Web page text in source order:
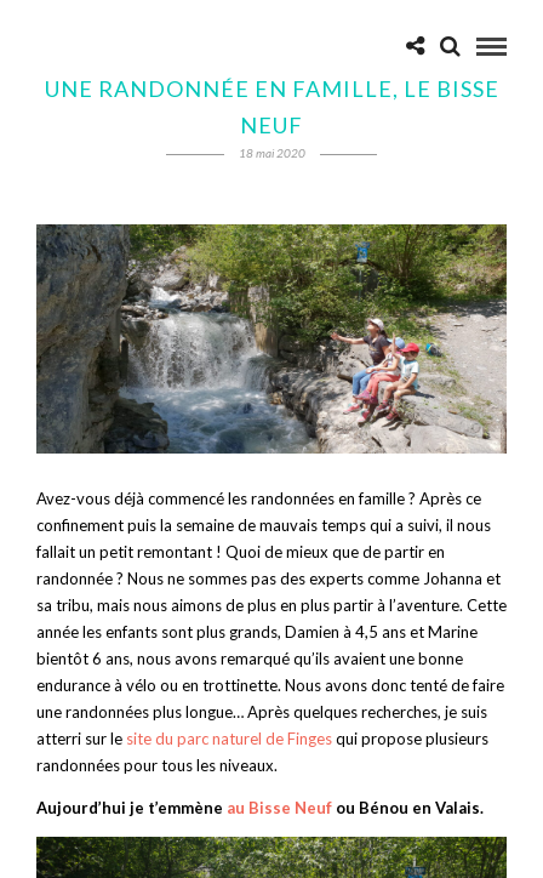
UNE RANDONNÉE EN FAMILLE, LE BISSE
NEUF
18 mai 2020
Avez-vous déjà commencé les randonnées en famille ? Après ce
confinement puis la semaine de mauvais temps qui a suivi, il nous
fallait un petit remontant ! Quoi de mieux que de partir en
randonnée ? Nous ne sommes pas des experts comme Johanna et
sa tribu, mais nous aimons de plus en plus partir à l’aventure. Cette
année les enfants sont plus grands, Damien à 4,5 ans et Marine
bientôt 6 ans, nous avons remarqué qu’ils avaient une bonne
endurance à vélo ou en trottinette. Nous avons donc tenté de faire
une randonnées plus longue… Après quelques recherches, je suis
atterri sur le site du parc naturel de Fingesqui propose plusieurs
randonnées pour tous les niveaux.
Aujourd’hui je t’emmène au Bisse Neuf ou Bénou en Valais.